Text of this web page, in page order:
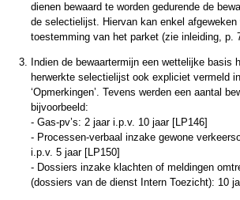
dienen bewaard te worden gedurende de
de selectielijst. Hiervan kan enkel afgeweken
toestemming van het parket (zie inleiding, p.
Indien de bewaartermijn een wettelijke basis
herwerkte selectielijst ook expliciet vermeld
‘Opmerkingen’. Tevens werden een aantal
bijvoorbeeld:
- Gas-pv’s: 2 jaar i.p.v. 10 jaar [LP146]
- Processen-verbaal inzake gewone
i.p.v. 5 jaar [LP150]
- Dossiers inzake klachten of meldingen
(dossiers van de dienst Intern Toezicht): 10